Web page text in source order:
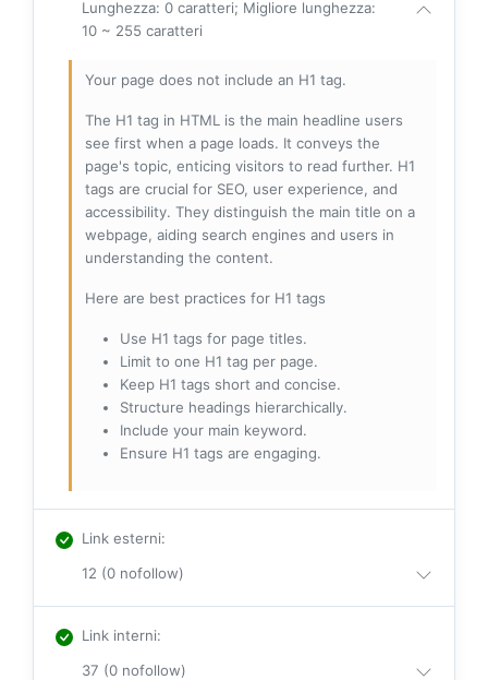
Lunghezza: 0 caratteri; Migliore lunghezza:
10 ~ 255 caratteri
Your page does not include an H1 tag.
The H1 tag in HTML is the main headline users
see first when a page loads. It conveys the
page's topic, enticing visitors to read further. H1
tags are crucial for SEO, user experience, and
accessibility. They distinguish the main title on a
webpage, aiding search engines and users in
understanding the content.
Here are best practices for H1 tags
Use H1 tags for page titles.
Limit to one H1 tag per page.
Keep H1 tags short and concise.
Structure headings hierarchically.
Include your main keyword.
Ensure H1 tags are engaging.
Link esterni:
12 (0 nofollow)
Link interni:
37 (0 nofollow)